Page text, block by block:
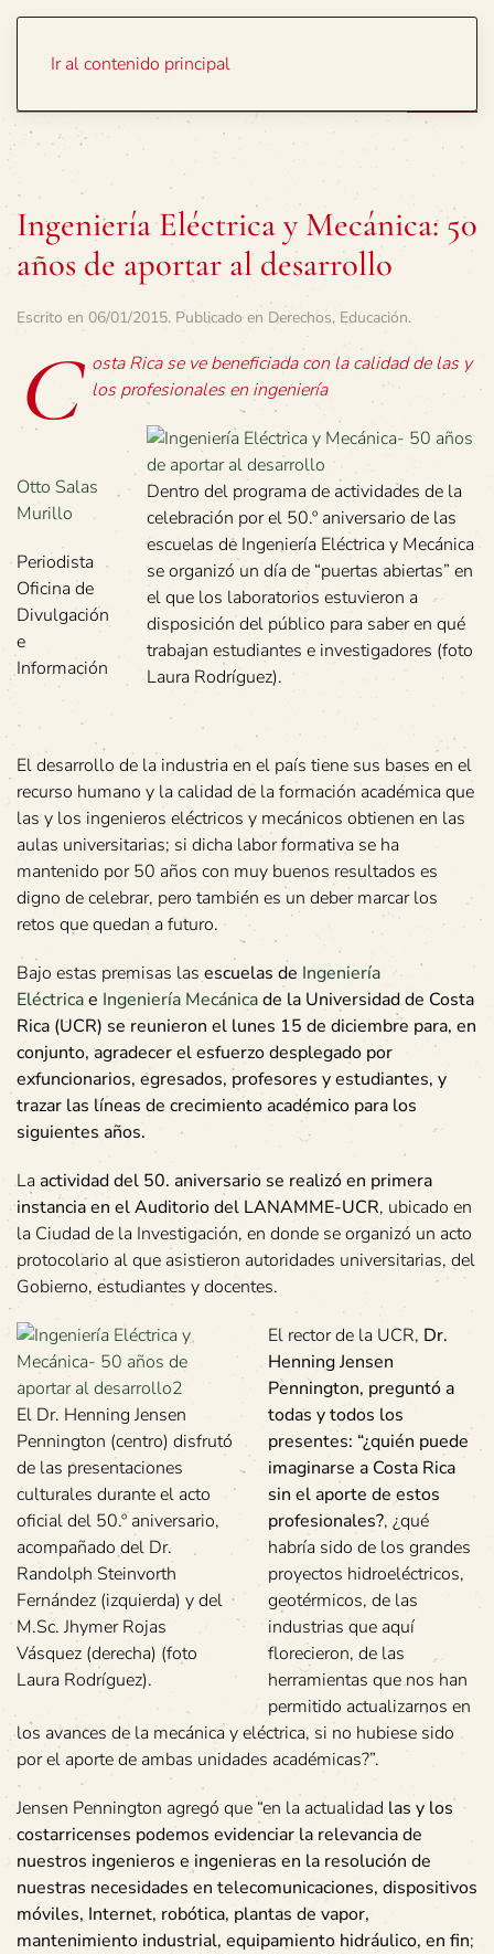
Ir al contenido principal
Ingeniería Eléctrica y Mecánica: 50
años de aportar al desarrollo
Escrito en 06/01/2015. Publicado en Derechos, Educación.
C osta Rica se ve beneficiada con la calidad de las y
los profesionales en ingeniería
Dentro del programa de actividades de la
celebración por el 50.º aniversario de las
escuelas de Ingeniería Eléctrica y Mecánica
se organizó un día de “puertas abiertas” en
el que los laboratorios estuvieron a
disposición del público para saber en qué
trabajan estudiantes e investigadores (foto
Laura Rodríguez).
Otto Salas
Murillo
Periodista
Oficina de
Divulgación
e
Información
El desarrollo de la industria en el país tiene sus bases en el
recurso humano y la calidad de la formación académica que
las y los ingenieros eléctricos y mecánicos obtienen en las
aulas universitarias; si dicha labor formativa se ha
mantenido por 50 años con muy buenos resultados es
digno de celebrar, pero también es un deber marcar los
retos que quedan a futuro.
Bajo estas premisas las escuelas de Ingeniería
Eléctricae Ingeniería Mecánicade la Universidad de Costa
Rica (UCR) se reunieron el lunes 15 de diciembre para, en
conjunto, agradecer el esfuerzo desplegado por
exfuncionarios, egresados, profesores y estudiantes, y
trazar las líneas de crecimiento académico para los
siguientes años.
Laactividad del 50. aniversario se realizó en primera
instancia en el Auditorio del LANAMME-UCR, ubicado en
la Ciudad de la Investigación, en donde se organizó un acto
protocolario al que asistieron autoridades universitarias, del
Gobierno, estudiantes y docentes.
El Dr. Henning Jensen
Pennington (centro) disfrutó
de las presentaciones
culturales durante el acto
oficial del 50.º aniversario,
acompañado del Dr.
Randolph Steinvorth
Fernández (izquierda) y del
M.Sc. Jhymer Rojas
Vásquez (derecha) (foto
Laura Rodríguez).
El rector de la UCR, Dr.
Henning Jensen
Pennington, preguntó a
todas y todos los
presentes: “¿quién puede
imaginarse a Costa Rica
sin el aporte de estos
profesionales?, ¿qué
habría sido de los grandes
proyectos hidroeléctricos,
geotérmicos, de las
industrias que aquí
florecieron, de las
herramientas que nos han
permitido actualizarnos en
los avances de la mecánica y eléctrica, si no hubiese sido
por el aporte de ambas unidades académicas?”.
Jensen Pennington agregó que “en la actualidad las y los
costarricenses podemos evidenciar la relevancia de
nuestros ingenieros e ingenieras en la resolución de
nuestras necesidades en telecomunicaciones, dispositivos
móviles, Internet, robótica, plantas de vapor,
mantenimiento industrial, equipamiento hidráulico, en fin;